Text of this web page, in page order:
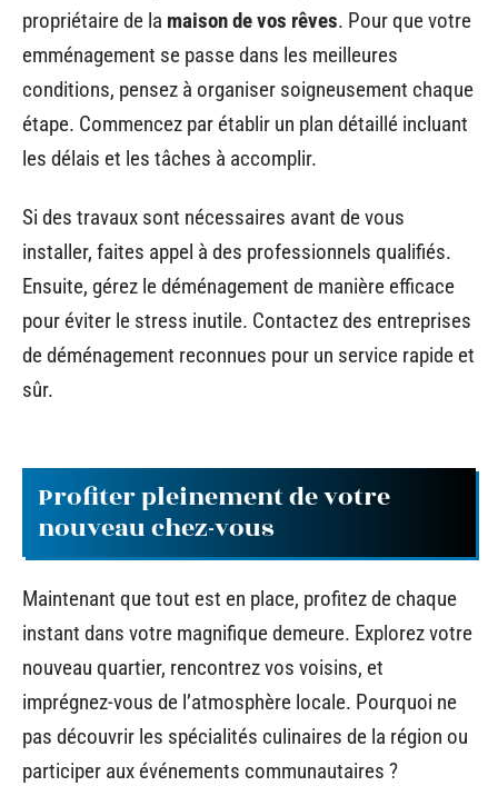
propriétaire de la maison de vos rêves. Pour que votre
emménagement se passe dans les meilleures
conditions, pensez à organiser soigneusement chaque
étape. Commencez par établir un plan détaillé incluant
les délais et les tâches à accomplir.
Si des travaux sont nécessaires avant de vous
installer, faites appel à des professionnels qualifiés.
Ensuite, gérez le déménagement de manière efficace
pour éviter le stress inutile. Contactez des entreprises
de déménagement reconnues pour un service rapide et
sûr.
Profiter pleinement de votre
nouveau chez-vous
Maintenant que tout est en place, profitez de chaque
instant dans votre magnifique demeure. Explorez votre
nouveau quartier, rencontrez vos voisins, et
imprégnez-vous de l’atmosphère locale. Pourquoi ne
pas découvrir les spécialités culinaires de la région ou
participer aux événements communautaires ?